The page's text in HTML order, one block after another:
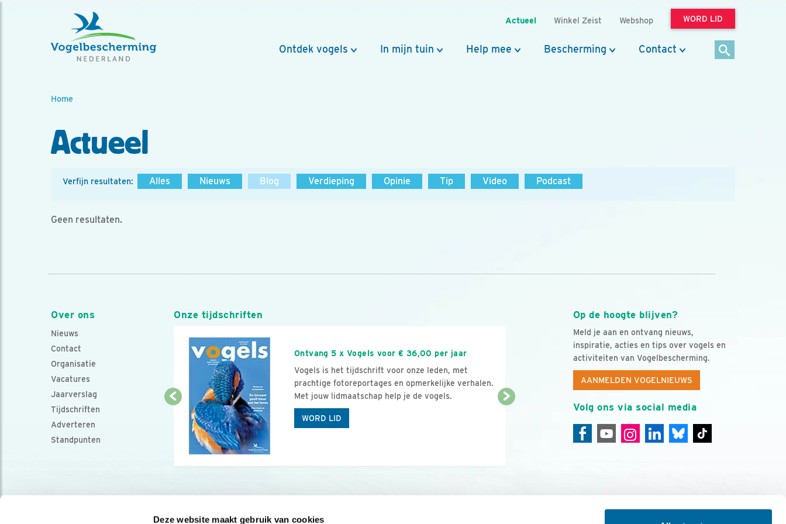
Deze website maakt gebruik van cookies
Actueel Winkel Zeist Webshop WORD LID
Ontdek vogels In mijn tuin Help mee Bescherming Contact
Home
Actueel
Verfijn resultaten: Alles Nieuws Blog Verdieping Opinie Tip Video Podcast
Geen resultaten.
Over ons
Nieuws
Contact
Organisatie
Vacatures
Jaarverslag
Tijdschriften
Adverteren
Standpunten
Op de hoogte blijven?
Meld je aan en ontvang nieuws,
inspiratie, acties en tips over vogels en
activiteiten van Vogelbescherming.
AANMELDEN VOGELNIEUWS
Volg ons via social media
Onze tijdschriften
Ontvang 5 x Vogels voor € 36,00 per jaar
Vogels is het tijdschrift voor onze leden, met
prachtige fotoreportages en opmerkelijke verhalen.
Met jouw lidmaatschap help je de vogels.
WORD LID